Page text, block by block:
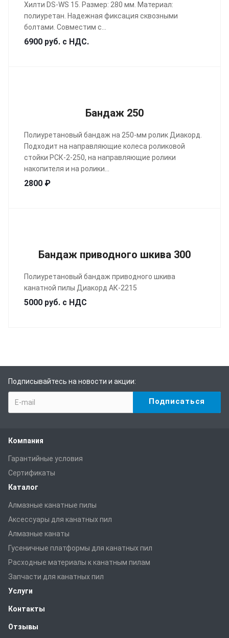
Хилти DS-WS 15. Размер: 280 мм. Материал:
полиуретан. Надежная фиксация сквозными
болтами. Совместим с...
6900 руб. с НДС.
Бандаж 250
Полиуретановый бандаж на 250-мм ролик Диакорд.
Подходит на направляющие колеса роликовой
стойки РСК-2-250, на направляющие ролики
накопителя и на ролики...
2800 ₽
Бандаж приводного шкива 300
Полиуретановый бандаж приводного шкива
канатной пилы Диакорд АК-2215
5000 руб. с НДС
Подписывайтесь на новости и акции:
Компания
Гарантийные условия
Сертификаты
Каталог
Алмазные канатные пилы
Аксессуары для канатных пил
Алмазные канаты
Гусеничные платформы для канатных пил
Расходные материалы к канатным пилам
Запчасти для канатных пил
Услуги
Контакты
Отзывы